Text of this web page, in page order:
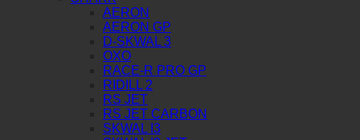
AERON
AERON GP
D-SKWAL 3
OXO
RACE-R PRO GP
RIDILL 2
RS JET
RS JET CARBON
SKWAL I3